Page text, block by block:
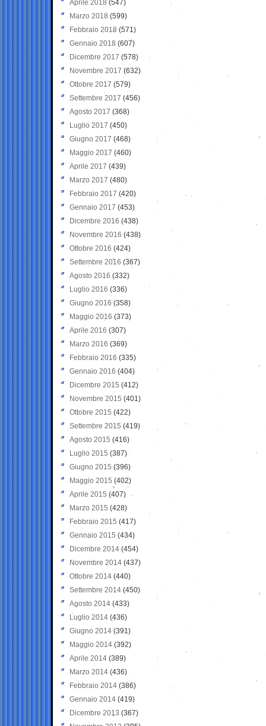
Aprile 2018 (547)
Marzo 2018 (599)
Febbraio 2018 (571)
Gennaio 2018 (607)
Dicembre 2017 (578)
Novembre 2017 (632)
Ottobre 2017 (579)
Settembre 2017 (456)
Agosto 2017 (368)
Luglio 2017 (450)
Giugno 2017 (468)
Maggio 2017 (460)
Aprile 2017 (439)
Marzo 2017 (480)
Febbraio 2017 (420)
Gennaio 2017 (453)
Dicembre 2016 (438)
Novembre 2016 (438)
Ottobre 2016 (424)
Settembre 2016 (367)
Agosto 2016 (332)
Luglio 2016 (336)
Giugno 2016 (358)
Maggio 2016 (373)
Aprile 2016 (307)
Marzo 2016 (369)
Febbraio 2016 (335)
Gennaio 2016 (404)
Dicembre 2015 (412)
Novembre 2015 (401)
Ottobre 2015 (422)
Settembre 2015 (419)
Agosto 2015 (416)
Luglio 2015 (387)
Giugno 2015 (396)
Maggio 2015 (402)
Aprile 2015 (407)
Marzo 2015 (428)
Febbraio 2015 (417)
Gennaio 2015 (434)
Dicembre 2014 (454)
Novembre 2014 (437)
Ottobre 2014 (440)
Settembre 2014 (450)
Agosto 2014 (433)
Luglio 2014 (436)
Giugno 2014 (391)
Maggio 2014 (392)
Aprile 2014 (389)
Marzo 2014 (436)
Febbraio 2014 (386)
Gennaio 2014 (419)
Dicembre 2013 (367)